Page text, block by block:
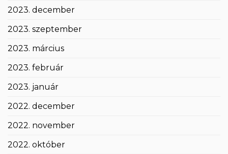
2023. december
2023. szeptember
2023. március
2023. február
2023. január
2022. december
2022. november
2022. október